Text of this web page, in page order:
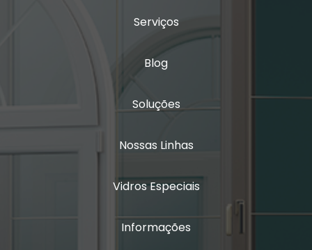
Serviços
Blog
Soluções
Nossas Linhas
Vidros Especiais
Informações